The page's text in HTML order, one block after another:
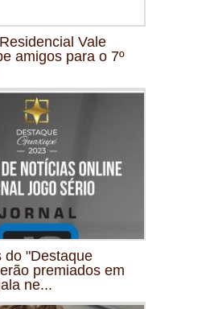
Vale
amigos para o 7º
do "Destaque
premiados em
ne...